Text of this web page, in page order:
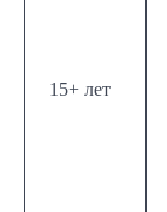
15+ лет